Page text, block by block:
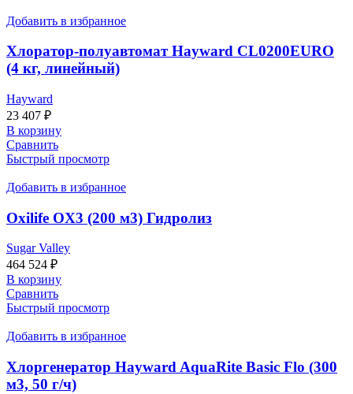
Добавить в избранное
Хлоратор-полуавтомат Hayward CL0200EURO
(4 кг, линейный)
Hayward
23 407 ₽
В корзину
Сравнить
Быстрый просмотр
Добавить в избранное
Oxilife OX3 (200 м3) Гидролиз
Sugar Valley
464 524 ₽
В корзину
Сравнить
Быстрый просмотр
Добавить в избранное
Хлоргенератор Hayward AquaRite Basic Flo (300
м3, 50 г/ч)